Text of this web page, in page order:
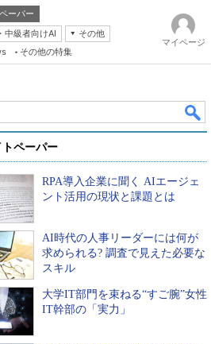
ーパー
中級者向けAI
その他
その他の特集
マイページ
ペーパー
RPA導入企業に聞く AIエージェ
ント活用の現状と課題とは
AI時代の人事リーダーには何が
求められる? 調査で見えた必要な
スキル
大学IT部門を束ねる“すご腕”女性
IT幹部の「実力」